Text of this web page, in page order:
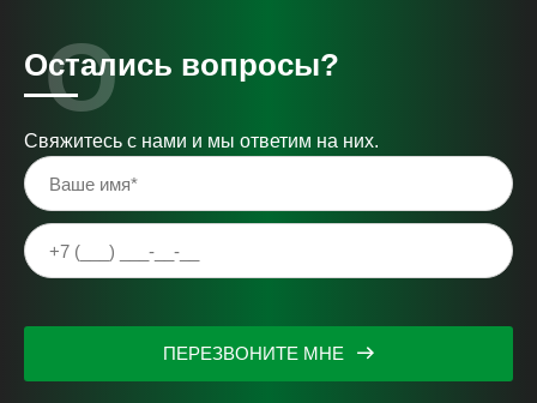
Остались вопросы?
Свяжитесь с нами и мы ответим на них.
ПЕРЕЗВОНИТЕ МНЕ